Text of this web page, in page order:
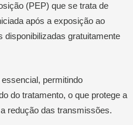
(PEP) que se trata de
após a exposição ao
disponibilizadas gratuitamente
permitindo
do tratamento, o que protege a
redução das transmissões.